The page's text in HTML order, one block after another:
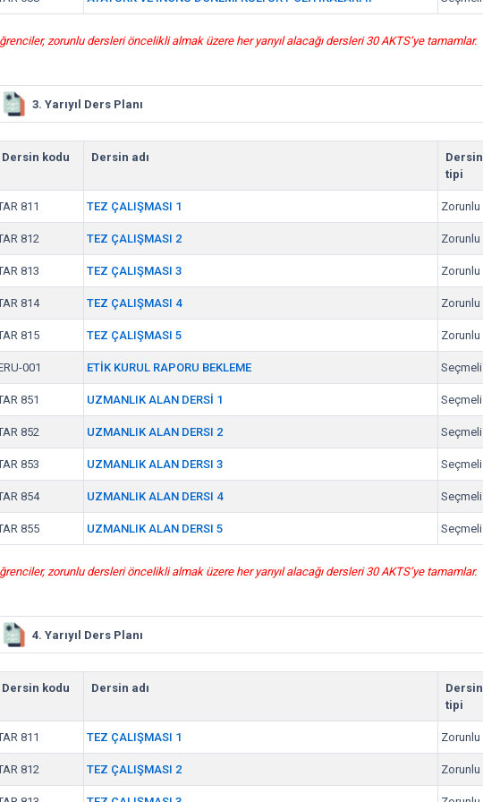
zorunlu dersleri öncelikli almak üzere her yarıyıl alacağı dersleri 30 AKTS’ye tamamlar.
3. Yarıyıl Ders Planı
Dersin kodu Dersin adı
Dersin
tipi
811 TEZ ÇALIŞMASI 1 Zorunlu
812 TEZ ÇALIŞMASI 2 Zorunlu
813 TEZ ÇALIŞMASI 3 Zorunlu
814 TEZ ÇALIŞMASI 4 Zorunlu
815 TEZ ÇALIŞMASI 5 Zorunlu
001 ETİK KURUL RAPORU BEKLEME Seçmeli
851 UZMANLIK ALAN DERSİ 1 Seçmeli
852 UZMANLIK ALAN DERSI 2 Seçmeli
853 UZMANLIK ALAN DERSI 3 Seçmeli
854 UZMANLIK ALAN DERSI 4 Seçmeli
855 UZMANLIK ALAN DERSI 5 Seçmeli
zorunlu dersleri öncelikli almak üzere her yarıyıl alacağı dersleri 30 AKTS’ye tamamlar.
4. Yarıyıl Ders Planı
Dersin kodu Dersin adı
Dersin
tipi
811 TEZ ÇALIŞMASI 1 Zorunlu
812 TEZ ÇALIŞMASI 2 Zorunlu